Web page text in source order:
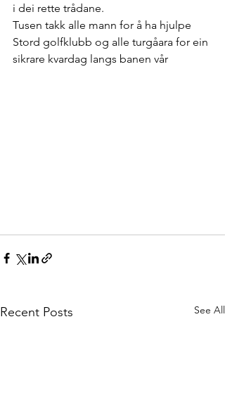
i dei rette trådane.
Tusen takk alle mann for å ha hjulpe
Stord golfklubb og alle turgåara for ein
sikrare kvardag langs banen vår
Recent Posts See All